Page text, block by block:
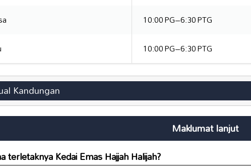
10:00 PG–6:30 PTG
10:00 PG–6:30 PTG
Kandungan
Maklumat lanjut
terletaknyaKedai Emas Hajjah Halijah?